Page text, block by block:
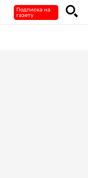
Подписка на
газету